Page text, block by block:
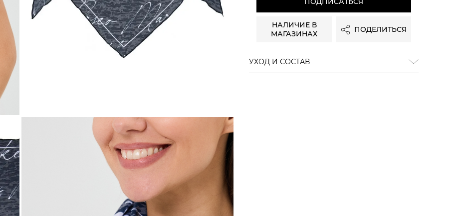
НАЛИЧИЕ В
МАГАЗИНАХ
ПОДЕЛИТЬСЯ
УХОД И СОСТАВ